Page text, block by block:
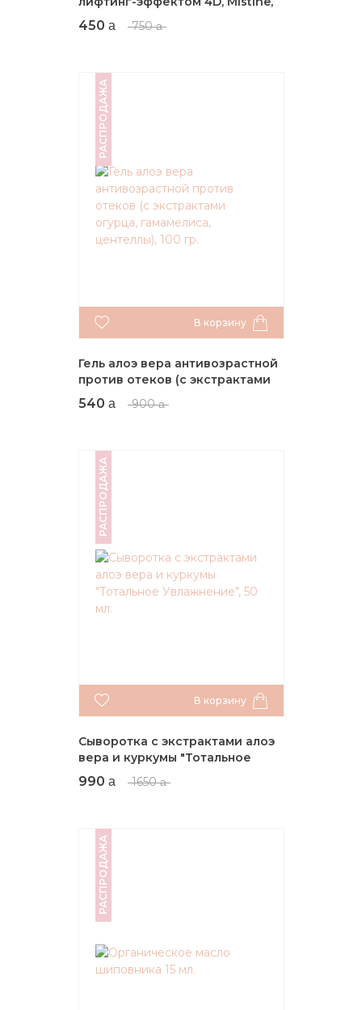
35 мл.
450 750
РАСПРОДАЖА
В корзину
Гель алоэ вера антивозрастной
против отеков (с экстрактами
огурца, гамамелиса, центеллы),
100 гр.
540 900
РАСПРОДАЖА
В корзину
Сыворотка с экстрактами алоэ
вера и куркумы "Тотальное
Увлажнение", 50 мл.
990 1650
РАСПРОДАЖА